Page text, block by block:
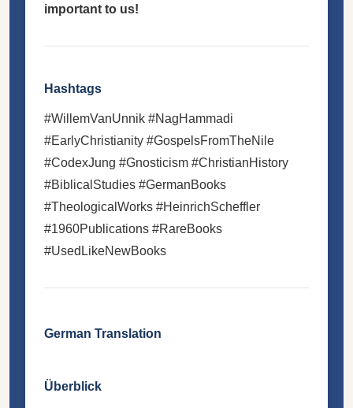
important to us!
Hashtags
#WillemVanUnnik #NagHammadi
#EarlyChristianity #GospelsFromTheNile
#CodexJung #Gnosticism #ChristianHistory
#BiblicalStudies #GermanBooks
#TheologicalWorks #HeinrichScheffler
#1960Publications #RareBooks
#UsedLikeNewBooks
German Translation
Überblick